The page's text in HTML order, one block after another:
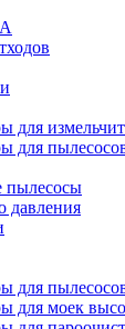
для
для
давления
для
для моек